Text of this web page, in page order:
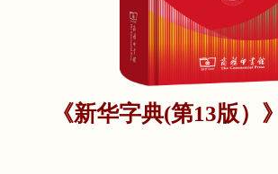
《新华字典(第13版）